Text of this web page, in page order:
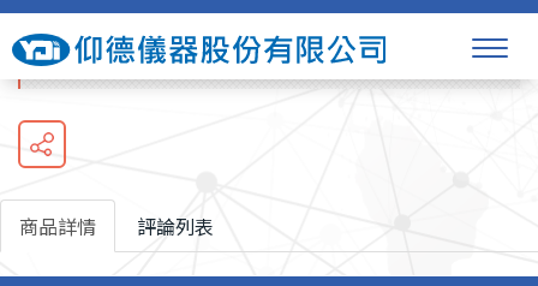
自動體外心臟電擊器AED-3100
商品詳情 評論列表